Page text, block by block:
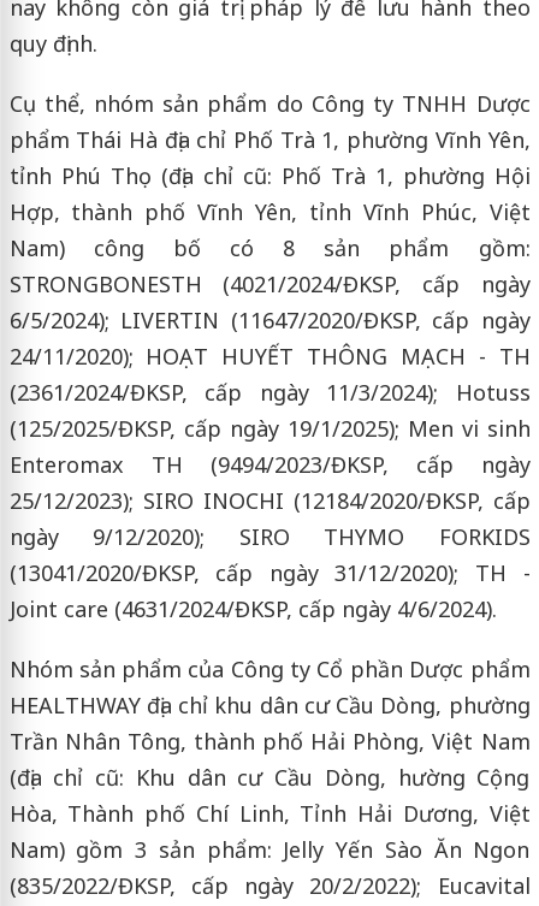
nay không còn giá trị pháp lý để lưu hành theo
quy định.
Cụ thể, nhóm sản phẩm do Công ty TNHH Dược
phẩm Thái Hà địa chỉ Phố Trà 1, phường Vĩnh Yên,
tỉnh Phú Thọ (địa chỉ cũ: Phố Trà 1, phường Hội
Hợp, thành phố Vĩnh Yên, tỉnh Vĩnh Phúc, Việt
Nam) công bố có 8 sản phẩm gồm:
STRONGBONESTH (4021/2024/ĐKSP, cấp ngày
6/5/2024); LIVERTIN (11647/2020/ĐKSP, cấp ngày
24/11/2020); HOẠT HUYẾT THÔNG MẠCH - TH
(2361/2024/ĐKSP, cấp ngày 11/3/2024); Hotuss
(125/2025/ĐKSP, cấp ngày 19/1/2025); Men vi sinh
Enteromax TH (9494/2023/ĐKSP, cấp ngày
25/12/2023); SIRO INOCHI (12184/2020/ĐKSP, cấp
ngày 9/12/2020); SIRO THYMO FORKIDS
(13041/2020/ĐKSP, cấp ngày 31/12/2020); TH -
Joint care (4631/2024/ĐKSP, cấp ngày 4/6/2024).
Nhóm sản phẩm của Công ty Cổ phần Dược phẩm
HEALTHWAY địa chỉ khu dân cư Cầu Dòng, phường
Trần Nhân Tông, thành phố Hải Phòng, Việt Nam
(địa chỉ cũ: Khu dân cư Cầu Dòng, hường Cộng
Hòa, Thành phố Chí Linh, Tỉnh Hải Dương, Việt
Nam) gồm 3 sản phẩm: Jelly Yến Sào Ăn Ngon
(835/2022/ĐKSP, cấp ngày 20/2/2022); Eucavital